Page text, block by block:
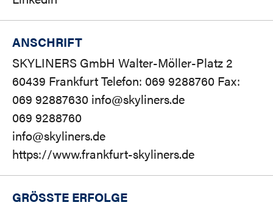
ANSCHRIFT
SKYLINERS GmbH Walter-Möller-Platz 2
60439 Frankfurt Telefon: 069 9288760 Fax:
069 92887630 info@skyliners.de
069 9288760
info@skyliners.de
https://www.frankfurt-skyliners.de
GRÖSSTE ERFOLGE